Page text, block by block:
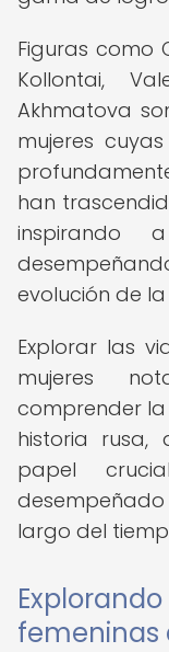
Figuras como
Kollontai,
Akhmatova
mujeres
han
inspirando
evolución de
Explorar las
mujeres
comprender
historia
papel
largo del
femeninas